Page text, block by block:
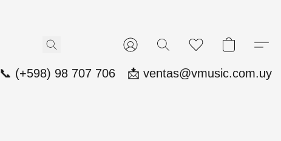
📞 (+598) 98 707 706 📩 ventas@vmusic.com.uy